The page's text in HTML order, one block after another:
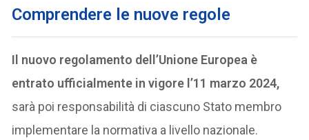
Comprendere le nuove regole
Il nuovo regolamento dell’Unione Europea è
entrato ufficialmente in vigore l’11 marzo 2024,
sarà poi responsabilità di ciascuno Stato membro
implementare la normativa a livello nazionale.